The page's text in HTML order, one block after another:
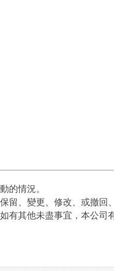
的情況。
留、變更、修改、或撤回
有其他未盡事宜，本公司